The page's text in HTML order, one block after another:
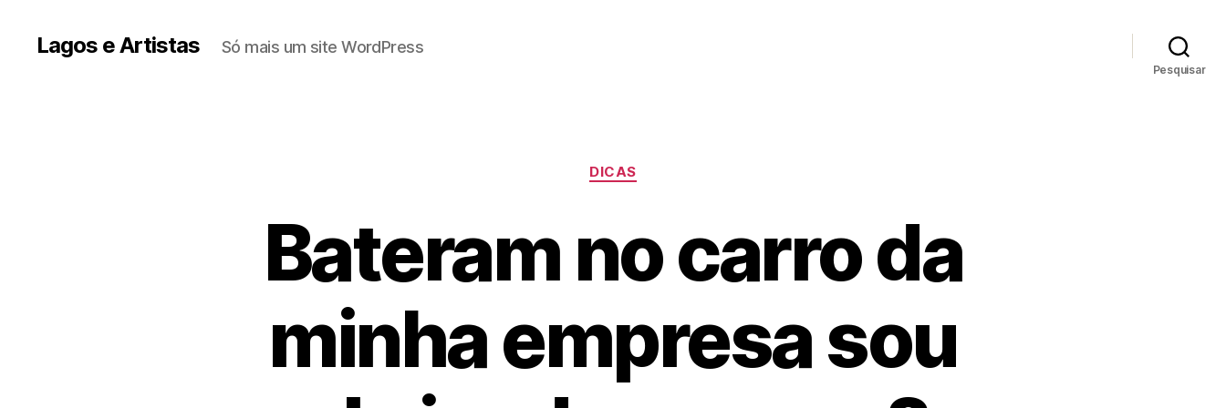
Lagos e Artistas Só mais um site WordPress
Pesquisar
Categorias
DICAS
Bateram no carro da
minha empresa sou